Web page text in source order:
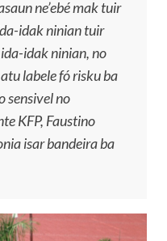
ne’ebé mak tuir
idak ninian tuir
idak ninian, no
labele fó risku ba
sensivel no
KFP, Faustino
isar bandeira ba